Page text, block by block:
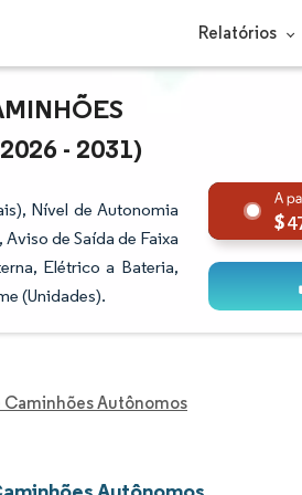
Relatórios
- 2031)
Nível de Autonomia
de Saída de Faixa
Elétrico a Bateria,
(Unidades).
Caminhões Autônomos